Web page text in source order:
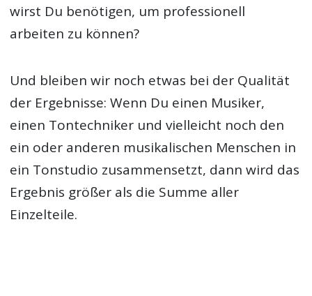
wirst Du benötigen, um professionell
arbeiten zu können?
Und bleiben wir noch etwas bei der Qualität
der Ergebnisse: Wenn Du einen Musiker,
einen Tontechniker und vielleicht noch den
ein oder anderen musikalischen Menschen in
ein Tonstudio zusammensetzt, dann wird das
Ergebnis größer als die Summe aller
Einzelteile.